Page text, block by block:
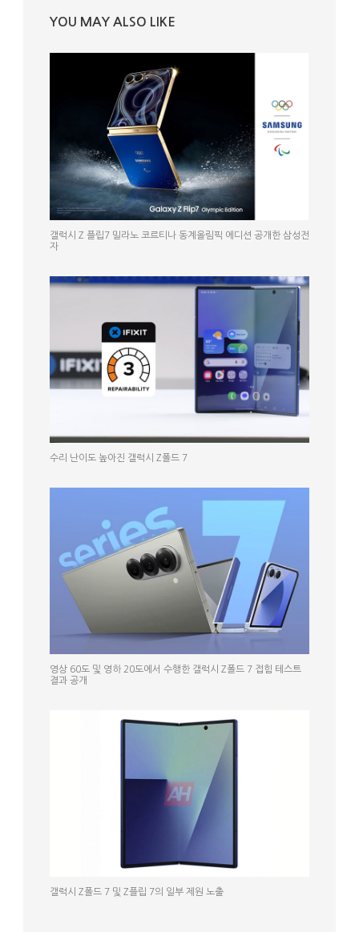
YOU MAY ALSO LIKE
갤럭시 Z 플립7 밀라노 코르티나 동계올림픽 에디션 공개한 삼성전
자
수리 난이도 높아진 갤럭시 Z폴드 7
영상 60도 및 영하 20도에서 수행한 갤럭시 Z폴드 7 접힘 테스트
결과 공개
갤럭시 Z폴드 7 및 Z플립 7의 일부 제원 노출